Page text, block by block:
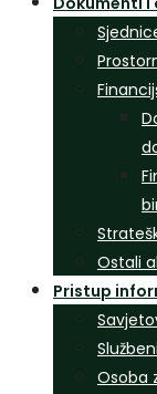
Ostali
Pristup
Osoba